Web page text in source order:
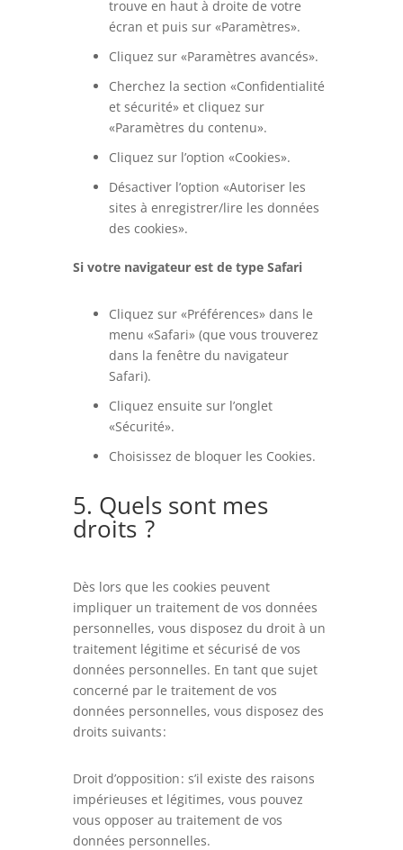
trouve en haut à droite de votre
écran et puis sur «Paramètres».
Cliquez sur «Paramètres avancés».
Cherchez la section «Confidentialité
et sécurité» et cliquez sur
«Paramètres du contenu».
Cliquez sur l’option «Cookies».
Désactiver l’option «Autoriser les
sites à enregistrer/lire les données
des cookies».
Si votre navigateur est de type Safari
Cliquez sur «Préférences» dans le
menu «Safari» (que vous trouverez
dans la fenêtre du navigateur
Safari).
Cliquez ensuite sur l’onglet
«Sécurité».
Choisissez de bloquer les Cookies.
5. Quels sont mes
droits ?
Dès lors que les cookies peuvent
impliquer un traitement de vos données
personnelles, vous disposez du droit à un
traitement légitime et sécurisé de vos
données personnelles. En tant que sujet
concerné par le traitement de vos
données personnelles, vous disposez des
droits suivants :
Droit d’opposition : s’il existe des raisons
impérieuses et légitimes, vous pouvez
vous opposer au traitement de vos
données personnelles.